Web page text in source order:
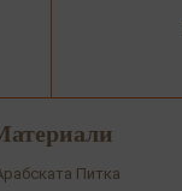
Питка